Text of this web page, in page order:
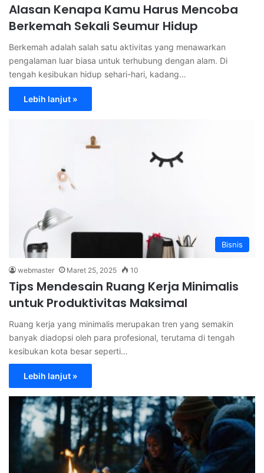
Alasan Kenapa Kamu Harus Mencoba
Berkemah Sekali Seumur Hidup
Berkemah adalah salah satu aktivitas yang menawarkan
pengalaman luar biasa untuk terhubung dengan alam. Di
tengah kesibukan hidup sehari-hari, kadang…
Lebih lanjut »
Bisnis
webmaster Maret 25, 2025 10
Tips Mendesain Ruang Kerja Minimalis
untuk Produktivitas Maksimal
Ruang kerja yang minimalis merupakan tren yang semakin
banyak diadopsi oleh para profesional, terutama di tengah
kesibukan kota besar seperti…
Lebih lanjut »